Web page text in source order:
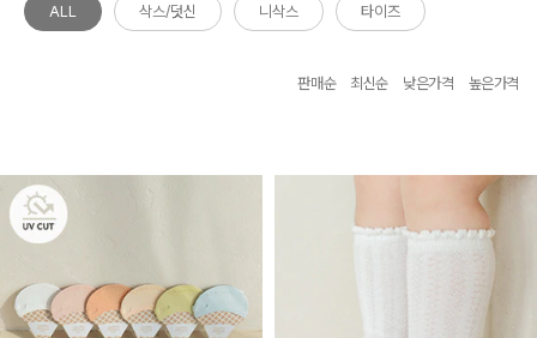
ALL 삭스/덧신 니삭스 타이즈
판매순 최신순 낮은가격 높은가격